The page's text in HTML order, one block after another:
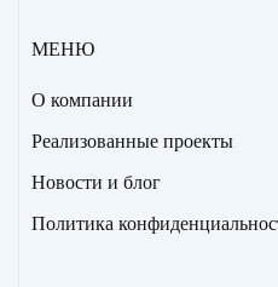
МЕНЮ
О компании
Реализованные проекты
Новости и блог
Политика